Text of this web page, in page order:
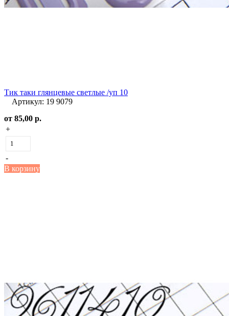
Тик таки глянцевые светлые /уп 10
Артикул: 19 9079
от 85,00 р.
+
-
В корзину